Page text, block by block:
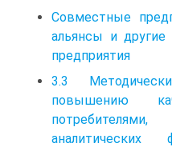
Совместные
альянсы и другие
предприятия
3.3
повышению
аналитических